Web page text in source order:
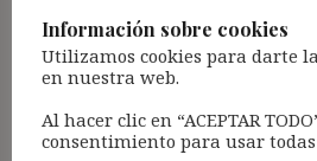
23 julio, 2020 ibdehere
Nota:
El propósito de este blog es
forma totalmente GRATUITA.
Información sobre cookies
Utilizamos cookies para darte
en nuestra web.
Al hacer clic en “ACEPTAR
consentimiento para usar todas